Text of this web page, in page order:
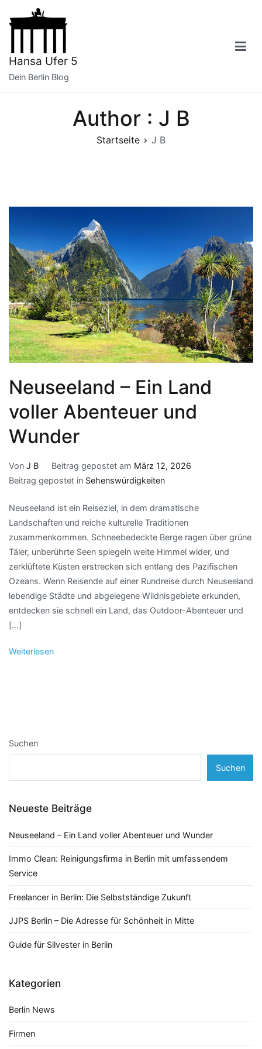
Inhalt
Hansa Ufer 5
Dein Berlin Blog
Author : J B
Startseite J B
Neuseeland – Ein Land
voller Abenteuer und
Wunder
Von J B Beitrag gepostet am März 12, 2026
Beitrag gepostet in Sehenswürdigkeiten
Neuseeland ist ein Reiseziel, in dem dramatische
Landschaften und reiche kulturelle Traditionen
zusammenkommen. Schneebedeckte Berge ragen über grüne
Täler, unberührte Seen spiegeln weite Himmel wider, und
zerklüftete Küsten erstrecken sich entlang des Pazifischen
Ozeans. Wenn Reisende auf einer Rundreise durch Neuseeland
lebendige Städte und abgelegene Wildnisgebiete erkunden,
entdecken sie schnell ein Land, das Outdoor-Abenteuer und
[…]
Weiterlesen
Suchen
Suchen
Neueste Beiträge
Neuseeland – Ein Land voller Abenteuer und Wunder
Immo Clean: Reinigungsfirma in Berlin mit umfassendem
Service
Freelancer in Berlin: Die Selbstständige Zukunft
JJPS Berlin – Die Adresse für Schönheit in Mitte
Guide für Silvester in Berlin
Kategorien
Berlin News
Firmen